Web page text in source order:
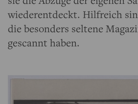
wiederentdeckt. Hilfreich
die besonders seltene
gescannt haben.